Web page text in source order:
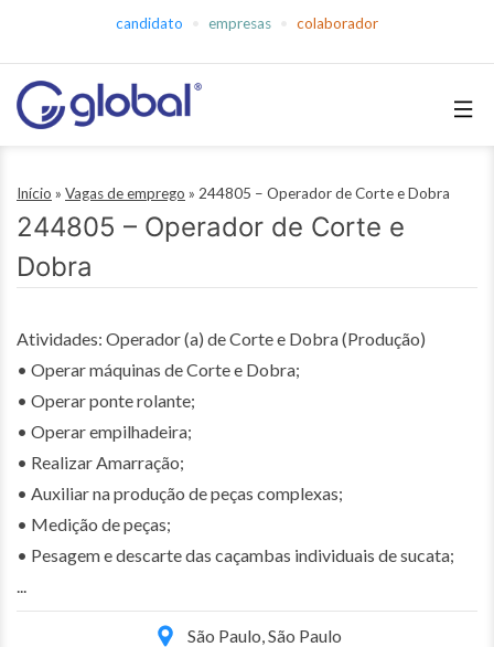
conteúdo
candidato empresas colaborador
Empregos
Início » Vagas de emprego » 244805 – Operador de Corte e Dobra
244805 – Operador de Corte e
Dobra
Atividades: Operador (a) de Corte e Dobra (Produção)
• Operar máquinas de Corte e Dobra;
• Operar ponte rolante;
• Operar empilhadeira;
• Realizar Amarração;
• Auxiliar na produção de peças complexas;
• Medição de peças;
• Pesagem e descarte das caçambas individuais de sucata;
...
São Paulo, São Paulo